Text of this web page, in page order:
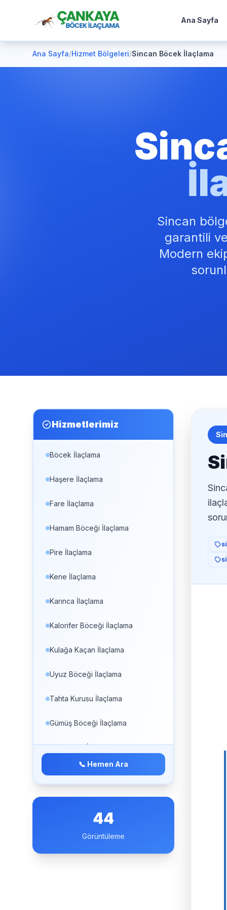
Ana Sayfa
Ana Sayfa/Hizmet Bölgeleri/Sincan Böcek İlaçlama
Sincan
garantili
Modern
Hizmetlerimiz
Böcek İlaçlama
Haşere İlaçlama
Fare İlaçlama
Hamam Böceği İlaçlama
Pire İlaçlama
Kene İlaçlama
Karınca İlaçlama
Kalorifer Böceği İlaçlama
Kulağa Kaçan İlaçlama
Uyuz Böceği İlaçlama
Tahta Kurusu İlaçlama
Gümüş Böceği İlaçlama
Kedi Piresi İlaçlama
Toz Akarı İlaçlama
Halı Böceği İlaçlama
📞 Hemen Ara
44
Görüntüleme